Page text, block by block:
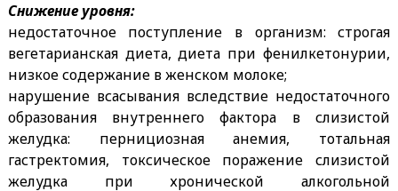
Снижение уровня:
недостаточное поступление в организм: строгая
вегетарианская диета, диета при фенилкетонурии,
низкое содержание в женском молоке;
нарушение всасывания вследствие недостаточного
образования внутреннего фактора в слизистой
желудка: пернициозная анемия, тотальная
гастректомия, токсическое поражение слизистой
желудка при хронической алкогольной